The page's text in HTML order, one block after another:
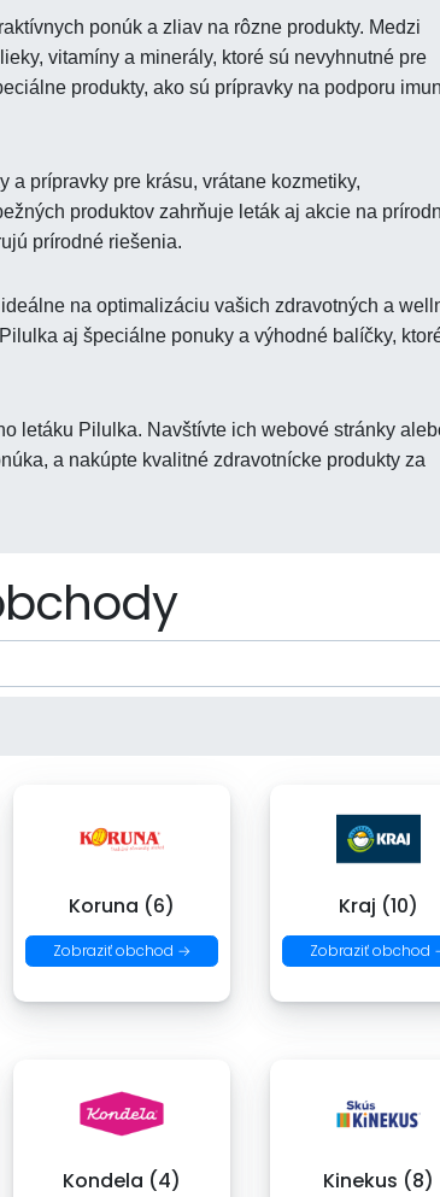
ponúk a zliav na rôzne produkty. Medzi
vitamíny a minerály, ktoré sú nevyhnutné pre
produkty, ako sú prípravky na podporu
prípravky pre krásu, vrátane kozmetiky,
produktov zahrňuje leták aj akcie na
prírodné riešenia.
na optimalizáciu vašich zdravotných a
aj špeciálne ponuky a výhodné balíčky,
letáku Pilulka. Navštívte ich webové stránky
a nakúpte kvalitné zdravotnícke produkty za
Koruna (6)
Zobraziť obchod →
Kraj (10)
Zobraziť obchod
Kondela (4) Kinekus (8)